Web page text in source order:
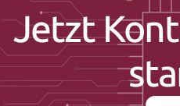
Jetzt